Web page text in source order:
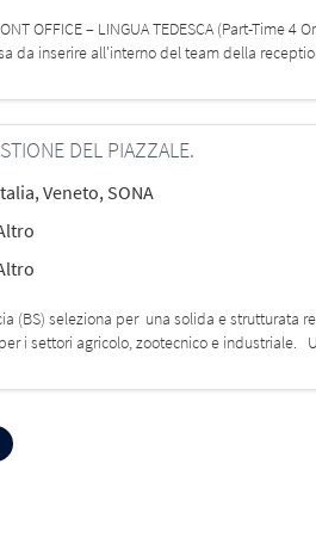
OFFICE – LINGUA TEDESCA (Part-Time
da inserire all'interno del team della
DEL PIAZZALE.
,Veneto, SONA
(BS) seleziona per una solida e strutturata
i settori agricolo, zootecnico e industriale.